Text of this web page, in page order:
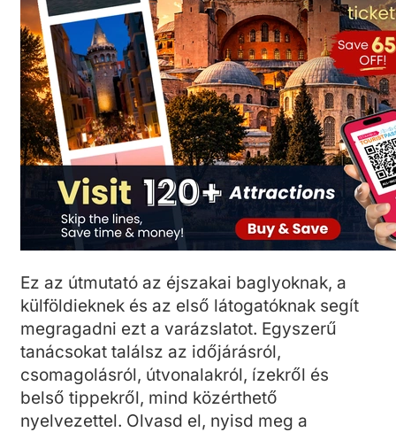
Ez az útmutató az éjszakai baglyoknak, a
külföldieknek és az első látogatóknak segít
megragadni ezt a varázslatot. Egyszerű
tanácsokat találsz az időjárásról,
csomagolásról, útvonalakról, ízekről és
belső tippekről, mind közérthető
nyelvezettel. Olvasd el, nyisd meg a